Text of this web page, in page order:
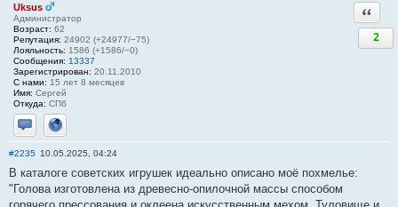
Uksus
Администратор
Возраст: 62
Репутация: 24902 (+24977/−75)
Лояльность: 1586 (+1586/−0)
Сообщения: 13337
Зарегистрирован: 20.11.2010
С нами: 15 лет 8 месяцев
Имя: Сергей
Откуда: СПб
Отправить личное сообщение
Сайт
2
#2235 10.05.2025, 04:24
В каталоге советских игрушек идеально описано моё похмелье:
"Голова изготовлена из древесно-опилочной массы способом